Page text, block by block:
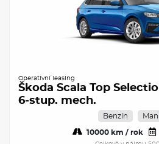
Operativní leasing
Škoda Scala Top
6-stup. mech.
Benzín
10000 km / rok